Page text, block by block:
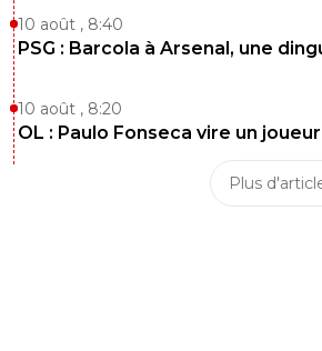
10 août , 8:40
PSG : Barcola à Arsenal, une
10 août , 8:20
OL : Paulo Fonseca vire un
Plus